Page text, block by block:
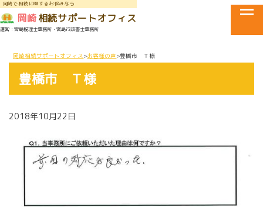
岡崎で相続に関するお悩みなら
岡崎相続サポートオフィス
運営：宮島税理士事務所・宮島行政書士事務所
岡崎相続サポートオフィス お客様の声 豊橋市 Ｔ様
豊橋市 Ｔ様
2018年10月22日